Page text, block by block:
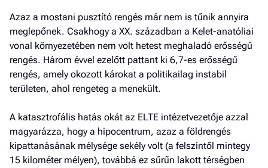
Azaz a mostani pusztító rengés már nem is tűnik annyira
meglepőnek. Csakhogy a XX. században a Kelet-anatóliai
vonal környezetében nem volt hetest meghaladó erősségű
rengés. Három évvel ezelőtt pattant ki 6,7-es erősségű
rengés, amely okozott károkat a politikailag instabil
területen, ahol rengeteg a menekült.
A katasztrofális hatás okát az ELTE intézetvezetője azzal
magyarázza, hogy a hipocentrum, azaz a földrengés
kipattanásának mélysége sekély volt (a felszíntől mintegy
15 kilométer mélyen), továbbá ez sűrűn lakott térségben